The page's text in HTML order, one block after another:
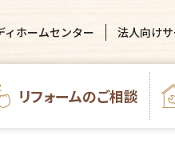
ィホームセンター 法人向け
リフォームのご相談